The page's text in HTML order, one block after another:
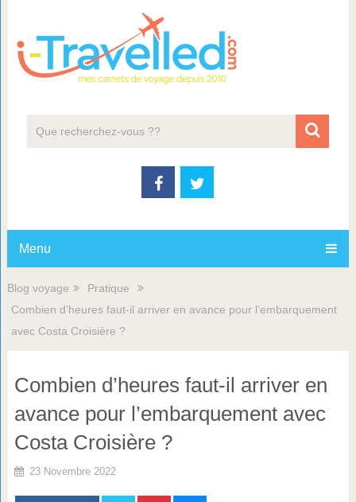
Menu
Blog voyage
Pratique
Combien d’heures faut-il arriver en avance pour l’embarquement
avec Costa Croisière ?
Combien d’heures faut-il arriver en
avance pour l’embarquement avec
Costa Croisière ?
23 Novembre 2022